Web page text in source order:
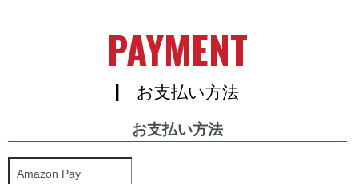
PAYMENT
| お支払い方法
お支払い方法
Amazon Pay